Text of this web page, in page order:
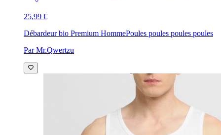
25,99 €
Débardeur bio Premium HommePoules poules poules poules
Par Mr.Qwertzu